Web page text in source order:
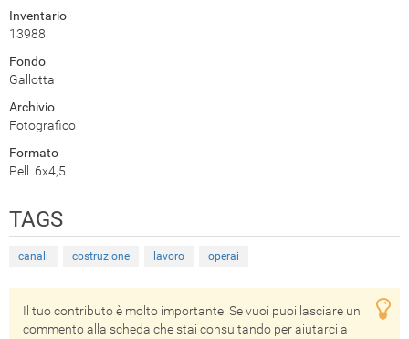
Inventario
13988
Fondo
Gallotta
Archivio
Fotografico
Formato
Pell. 6x4,5
TAGS
canali costruzione lavoro operai
Il tuo contributo è molto importante! Se vuoi puoi lasciare un
commento alla scheda che stai consultando per aiutarci a